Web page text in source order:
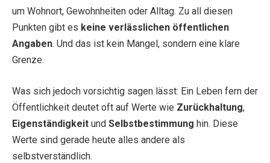
um Wohnort, Gewohnheiten oder Alltag. Zu all diesen
Punkten gibt es keine verlässlichen öffentlichen
Angaben. Und das ist kein Mangel, sondern eine klare
Grenze.
Was sich jedoch vorsichtig sagen lässt: Ein Leben fern der
Öffentlichkeit deutet oft auf Werte wie Zurückhaltung,
Eigenständigkeit und Selbstbestimmung hin. Diese
Werte sind gerade heute alles andere als
selbstverständlich.